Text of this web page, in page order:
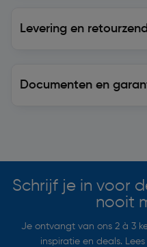
Levering en
Documenten en
Schrijf je in voor
nooit
Je ontvangt van ons 2 à 3
inspiratie en deals.